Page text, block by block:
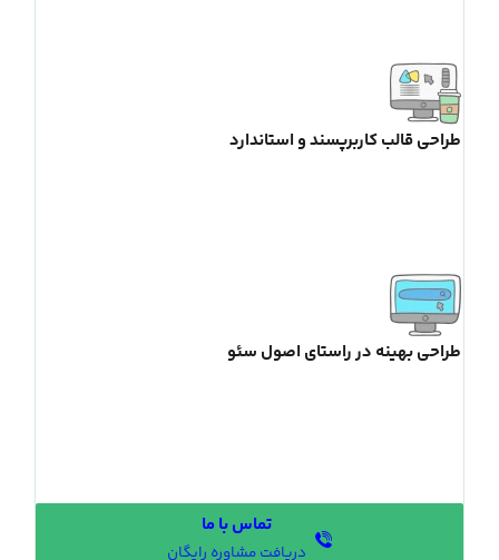
طراحی قالب کاربرپسند و استاندارد
طراحی بهینه در راستای اصول سئو
تماس با ما
دریافت مشاوره رایگان